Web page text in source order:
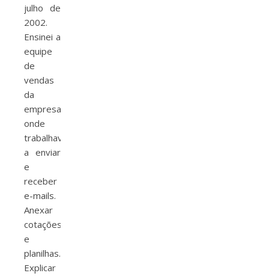
julho de
2002.
Ensinei a
equipe
de
vendas
da
empresa
onde
trabalhava
a enviar
e
receber
e-mails.
Anexar
cotações
e
planilhas.
Explicar